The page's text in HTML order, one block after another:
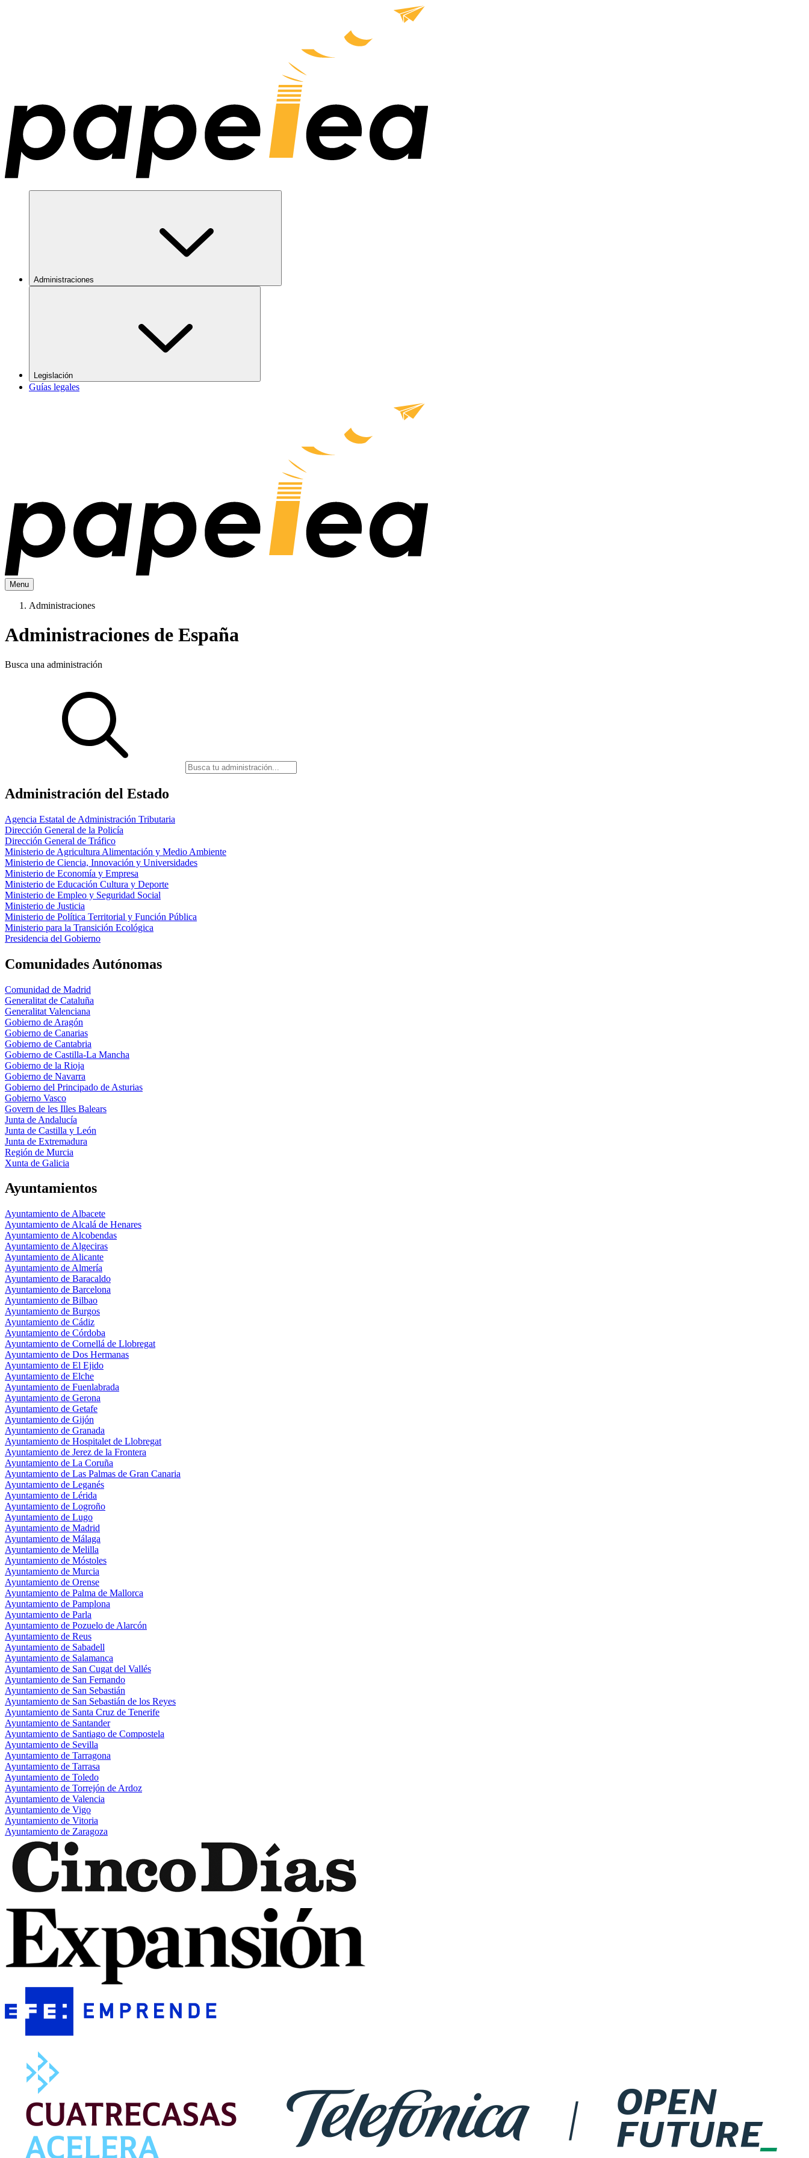
Administraciones
Legislación
Guías legales
Menu
Administraciones
Administraciones de España
Busca una administración
Administración del Estado
Agencia Estatal de Administración Tributaria
Dirección General de la Policía
Dirección General de Tráfico
Ministerio de Agricultura Alimentación y Medio Ambiente
Ministerio de Ciencia, Innovación y Universidades
Ministerio de Economía y Empresa
Ministerio de Educación Cultura y Deporte
Ministerio de Empleo y Seguridad Social
Ministerio de Justicia
Ministerio de Política Territorial y Función Pública
Ministerio para la Transición Ecológica
Presidencia del Gobierno
Comunidades Autónomas
Comunidad de Madrid
Generalitat de Cataluña
Generalitat Valenciana
Gobierno de Aragón
Gobierno de Canarias
Gobierno de Cantabria
Gobierno de Castilla-La Mancha
Gobierno de la Rioja
Gobierno de Navarra
Gobierno del Principado de Asturias
Gobierno Vasco
Govern de les Illes Balears
Junta de Andalucía
Junta de Castilla y León
Junta de Extremadura
Región de Murcia
Xunta de Galicia
Ayuntamientos
Ayuntamiento de Albacete
Ayuntamiento de Alcalá de Henares
Ayuntamiento de Alcobendas
Ayuntamiento de Algeciras
Ayuntamiento de Alicante
Ayuntamiento de Almería
Ayuntamiento de Baracaldo
Ayuntamiento de Barcelona
Ayuntamiento de Bilbao
Ayuntamiento de Burgos
Ayuntamiento de Cádiz
Ayuntamiento de Córdoba
Ayuntamiento de Cornellá de Llobregat
Ayuntamiento de Dos Hermanas
Ayuntamiento de El Ejido
Ayuntamiento de Elche
Ayuntamiento de Fuenlabrada
Ayuntamiento de Gerona
Ayuntamiento de Getafe
Ayuntamiento de Gijón
Ayuntamiento de Granada
Ayuntamiento de Hospitalet de Llobregat
Ayuntamiento de Jerez de la Frontera
Ayuntamiento de La Coruña
Ayuntamiento de Las Palmas de Gran Canaria
Ayuntamiento de Leganés
Ayuntamiento de Lérida
Ayuntamiento de Logroño
Ayuntamiento de Lugo
Ayuntamiento de Madrid
Ayuntamiento de Málaga
Ayuntamiento de Melilla
Ayuntamiento de Móstoles
Ayuntamiento de Murcia
Ayuntamiento de Orense
Ayuntamiento de Palma de Mallorca
Ayuntamiento de Pamplona
Ayuntamiento de Parla
Ayuntamiento de Pozuelo de Alarcón
Ayuntamiento de Reus
Ayuntamiento de Sabadell
Ayuntamiento de Salamanca
Ayuntamiento de San Cugat del Vallés
Ayuntamiento de San Fernando
Ayuntamiento de San Sebastián
Ayuntamiento de San Sebastián de los Reyes
Ayuntamiento de Santa Cruz de Tenerife
Ayuntamiento de Santander
Ayuntamiento de Santiago de Compostela
Ayuntamiento de Sevilla
Ayuntamiento de Tarragona
Ayuntamiento de Tarrasa
Ayuntamiento de Toledo
Ayuntamiento de Torrejón de Ardoz
Ayuntamiento de Valencia
Ayuntamiento de Vigo
Ayuntamiento de Vitoria
Ayuntamiento de Zaragoza